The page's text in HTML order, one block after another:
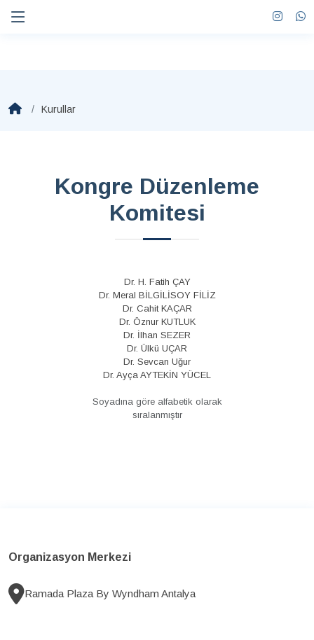
Kurullar
Kongre Düzenleme
Komitesi
Dr. H. Fatih ÇAY
Dr. Meral BİLGİLİSOY FİLİZ
Dr. Cahit KAÇAR
Dr. Öznur KUTLUK
Dr. İlhan SEZER
Dr. Ülkü UÇAR
Dr. Sevcan Uğur
Dr. Ayça AYTEKİN YÜCEL
Soyadına göre alfabetik olarak
sıralanmıştır
Organizasyon Merkezi
Ramada Plaza By Wyndham Antalya